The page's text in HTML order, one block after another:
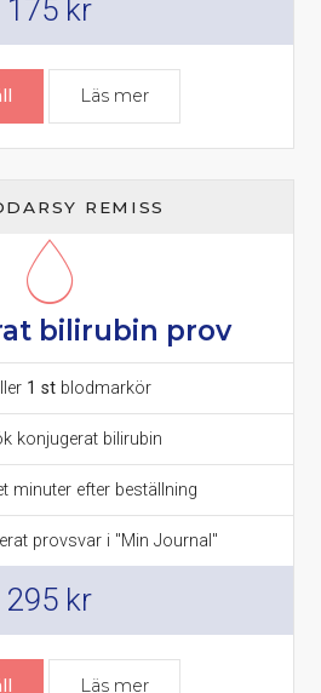
175 kr
Läs merom Bilirubin prov
REMISS
bilirubin prov
1 stblodmarkör
konjugerat bilirubin
minuter efter beställning
provsvar i "Min Journal"
295 kr
Läs merom Konjugerat